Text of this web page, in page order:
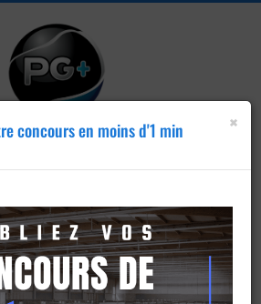
Publier un
concours
×
concours en moins d'1 min